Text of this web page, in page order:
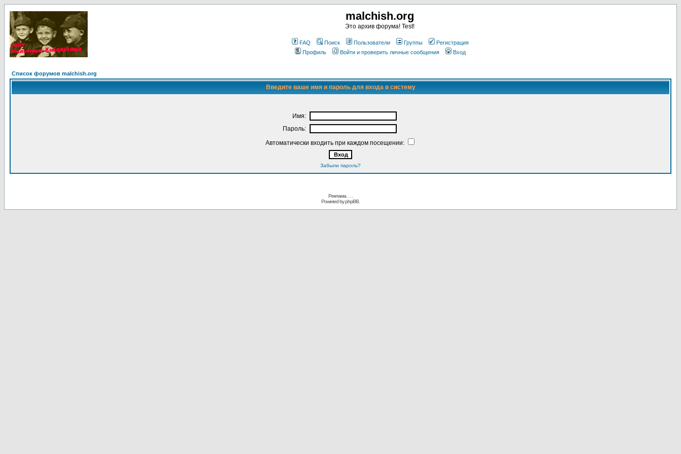
malchish.org
Это архив форума! Test!
FAQ Поиск Пользователи Группы
Регистрация
Профиль
Войти и проверить личные сообщения Вход
Список форумов malchish.org
Введите ваше имя и пароль для входа в систему
Имя:
Пароль:
Автоматически входить при каждом посещении:
Забыли пароль?
Реклама. . .
Powered byphpBB.